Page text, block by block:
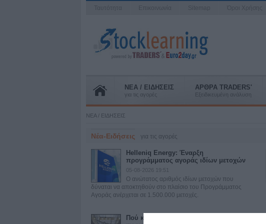
ΝΕΑ / ΕΙΔΗΣΕΙΣ
για τις αγορές
ΑΡΘΡΑ TRADERS'
Εξειδικευμένη ανάλυση
ΝΕΑ / ΕΙΔΗΣΕΙΣ
Νέα-Ειδήσεις για τις αγορές
Helleniq Energy: Έναρξη
προγράμματος αγοράς ιδίων μετοχών
05-08-2026 19:51
Ο ανώτατος αριθμός ιδίων μετοχών που
δύναται να αποκτηθούν στο πλαίσιο του Προγράμματος
Αγοράς ανέρχεται σε 1.500.000 μετοχές.
Πού κρίνεται η επιτυχία στα